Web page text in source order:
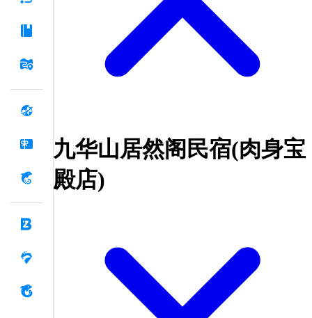
九华山居然阁民宿(肉身宝
殿店)